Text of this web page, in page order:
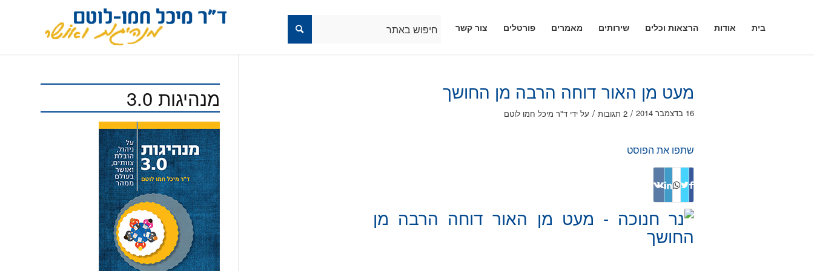
בית אודות הרצאות וכלים שירותים מאמרים פורטלים צור קשר
מעט מן האור דוחה הרבה מן החושך
16 בדצמבר 2014 / 2 תגובות / על ידי ד"ר מיכל חמו לוטם
שתפו את הפוסט
מנהיגות 3.0